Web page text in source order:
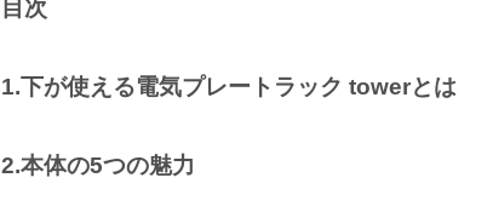
目次
1.下が使える電気プレートラック towerとは
2.本体の5つの魅力